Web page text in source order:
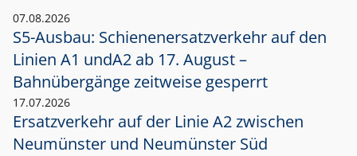
07.08.2026
S5-Ausbau: Schienenersatzverkehr auf den
Linien A1 undA2 ab 17. August –
Bahnübergänge zeitweise gesperrt
17.07.2026
Ersatzverkehr auf der Linie A2 zwischen
Neumünster und Neumünster Süd